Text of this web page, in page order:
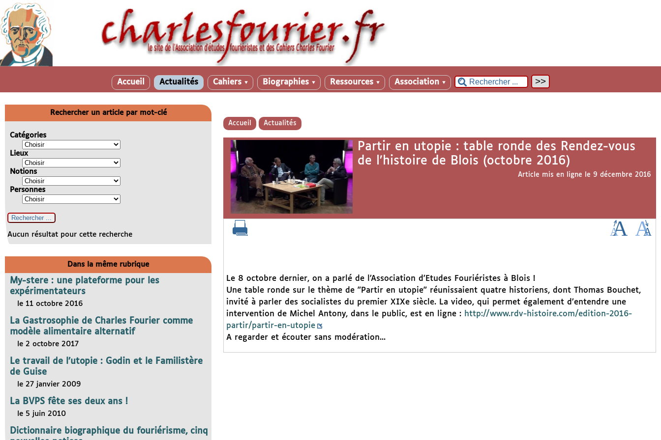
Accueil Actualités Cahiers ▼ Biographies ▼ Ressources ▼ Association ▼
Accueil Actualités
Partir en utopie : table ronde des Rendez-vous
de l’histoire de Blois (octobre 2016)
Article mis en ligne le 9 décembre 2016
Le 8 octobre dernier, on a parlé de l’Association d’Etudes Fouriéristes à Blois !
Une table ronde sur le thème de "Partir en utopie" réunissaient quatre historiens, dont Thomas Bouchet,
invité à parler des socialistes du premier XIXe siècle. La video, qui permet également d’entendre une
intervention de Michel Antony, dans le public, est en ligne : http://www.rdv-histoire.com/edition-2016-
partir/partir-en-utopie
A regarder et écouter sans modération...
Rechercher un article par mot-clé
Catégories
Lieux
Notions
Personnes
Aucun résultat pour cette recherche
Dans la même rubrique
My-stere : une plateforme pour les
expérimentateurs
le 11 octobre 2016
La Gastrosophie de Charles Fourier comme
modèle alimentaire alternatif
le 2 octobre 2017
Le travail de l’utopie : Godin et le Familistère
de Guise
le 27 janvier 2009
La BVPS fête ses deux ans !
le 5 juin 2010
Dictionnaire biographique du fouriérisme, cinq